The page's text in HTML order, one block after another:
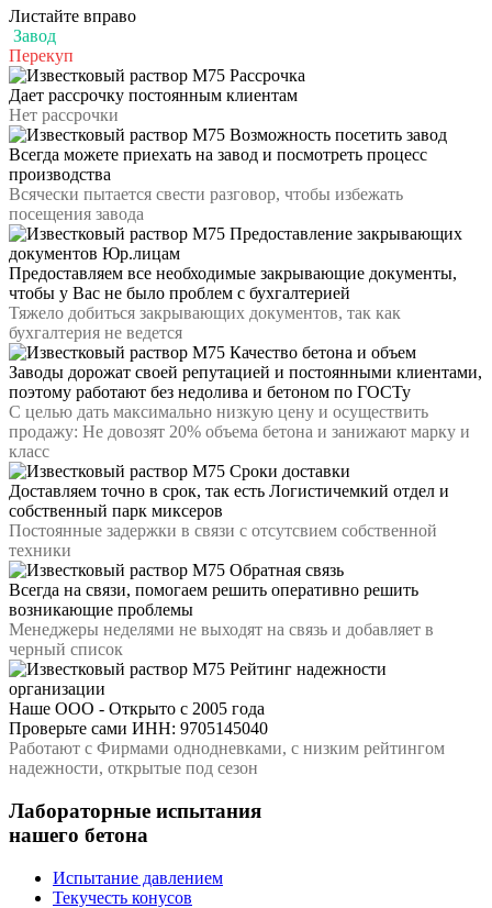
Листайте вправо
Завод
Перекуп
Рассрочка
Дает рассрочку постоянным клиентам
Нет рассрочки
Возможность посетить завод
Всегда можете приехать на завод и посмотреть процесс
производства
Всячески пытается свести разговор, чтобы избежать
посещения завода
Предоставление закрывающих
документов Юр.лицам
Предоставляем все необходимые закрывающие документы,
чтобы у Вас не было проблем с бухгалтерией
Тяжело добиться закрывающих документов, так как
бухгалтерия не ведется
Качество бетона и объем
Заводы дорожат своей репутацией и постоянными клиентами,
поэтому работают без недолива и бетоном по ГОСТу
С целью дать максимально низкую цену и осуществить
продажу: Не довозят 20% объема бетона и занижают марку и
класс
Сроки доставки
Доставляем точно в срок, так есть Логистичемкий отдел и
собственный парк миксеров
Постоянные задержки в связи с отсутсвием собственной
техники
Обратная связь
Всегда на связи, помогаем решить оперативно решить
возникающие проблемы
Менеджеры неделями не выходят на связь и добавляет в
черный список
Рейтинг надежности
организации
Наше ООО - Открыто с 2005 года
Проверьте сами ИНН: 9705145040
Работают с Фирмами однодневками, с низким рейтингом
надежности, открытые под сезон
Лабораторные испытания
нашего бетона
Испытание давлением
Текучесть конусов